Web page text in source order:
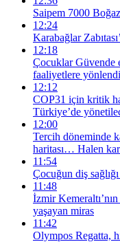
Saipem 7000
12:24
Karabağlar
12:18
Çocuklar Güvende
faaliyetlere
12:12
COP31 için kritik
Türkiye’de
12:00
Tercih döneminde
haritası… Halen
11:54
Çocuğun diş
11:48
İzmir
yaşayan miras
11:42
Olympos Regatta,